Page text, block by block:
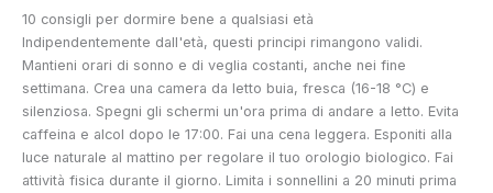
10 consigli per dormire bene a qualsiasi età
Indipendentemente dall'età, questi principi rimangono validi.
Mantieni orari di sonno e di veglia costanti, anche nei fine
settimana. Crea una camera da letto buia, fresca (16-18 °C) e
silenziosa. Spegni gli schermi un'ora prima di andare a letto. Evita
caffeina e alcol dopo le 17:00. Fai una cena leggera. Esponiti alla
luce naturale al mattino per regolare il tuo orologio biologico. Fai
attività fisica durante il giorno. Limita i sonnellini a 20 minuti prima